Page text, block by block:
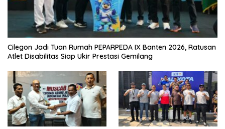
Cilegon Jadi Tuan Rumah PEPARPEDA IX Banten 2026, Ratusan
Atlet Disabilitas Siap Ukir Prestasi Gemilang